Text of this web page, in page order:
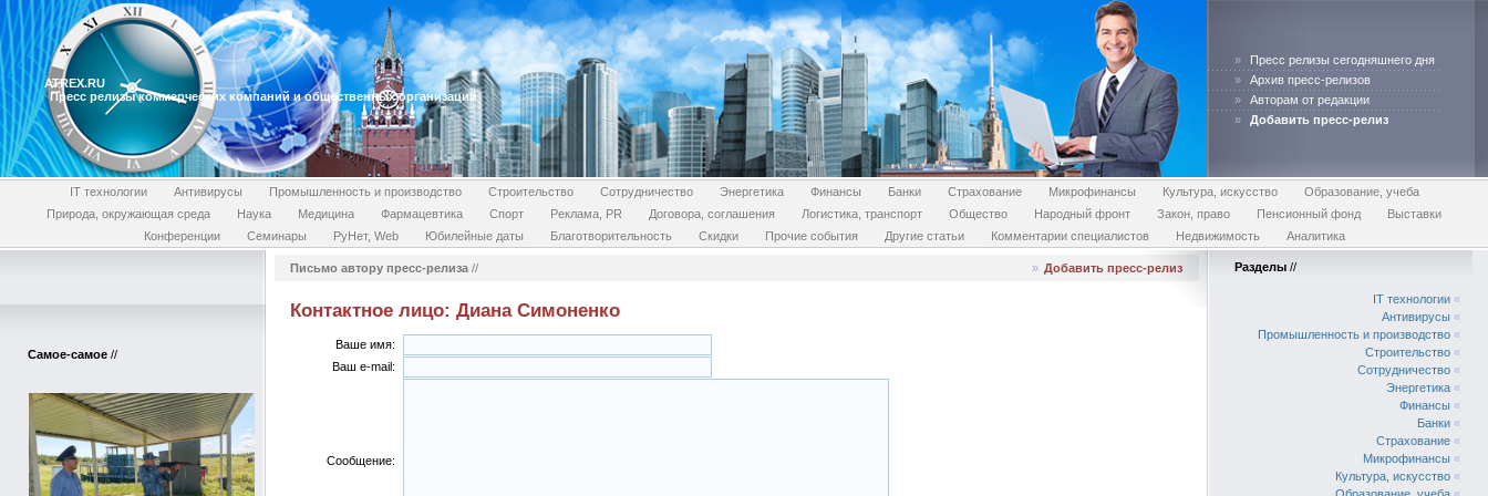
ATREX.RU
Пресс релизы коммерческих компаний и общественных организаций
»
Пресс релизы сегодняшнего дня
»
Архив пресс-релизов
»
Авторам от редакции
»
Добавить пресс-релиз
IT технологии Антивирусы Промышленность и производство Строительство Сотрудничество Энергетика Финансы Банки Страхование Микрофинансы Культура, искусство
Образование, учеба
Природа, окружающая среда
Наука Медицина Фармацевтика Спорт Реклама, PR Договора, соглашения Логистика, транспорт Общество Народный фронт Закон, право Пенсионный фонд
Выставки
Конференции
Семинары РуНет, Web Юбилейные даты Благотворительность Скидки Прочие события Другие статьи Комментарии специалистов Недвижимость Аналитика
Самое-самое //
Письмо автору пресс-релиза // » Добавить пресс-релиз
Контактное лицо: Диана Симоненко
Ваше имя:
Ваш e-mail:
Сообщение:
Разделы //
IT технологии «
Антивирусы «
Промышленность и производство «
Строительство «
Сотрудничество «
Энергетика «
Финансы «
Банки «
Страхование «
Микрофинансы «
Культура, искусство «